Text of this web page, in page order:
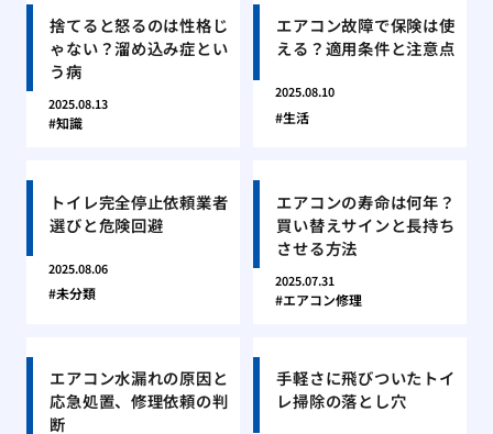
捨てると怒るのは性格じ
ゃない？溜め込み症とい
う病
2025.08.13
知識
エアコン故障で保険は使
える？適用条件と注意点
2025.08.10
生活
トイレ完全停止依頼業者
選びと危険回避
2025.08.06
未分類
エアコンの寿命は何年？
買い替えサインと長持ち
させる方法
2025.07.31
エアコン修理
エアコン水漏れの原因と
応急処置、修理依頼の判
断
手軽さに飛びついたトイ
レ掃除の落とし穴